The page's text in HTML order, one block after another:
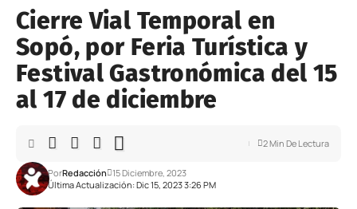
Cierre Vial Temporal en
Sopó, por Feria Turística y
Festival Gastronómica del 15
al 17 de diciembre
Última Actualización: Dic 15, 2023 3:26 PM
PorRedacción 15 Diciembre, 2023
2 Min De Lectura